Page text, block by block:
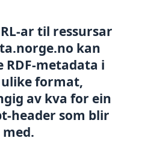
ar til ressursar
kan
RDF-metadata i
format,
av kva for ein
header som blir